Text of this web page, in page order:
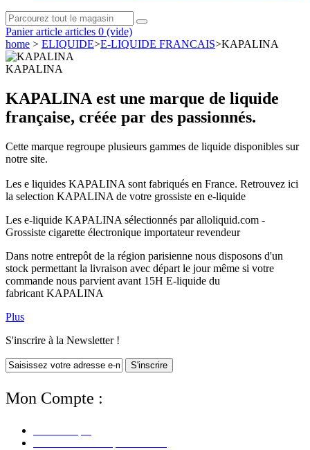
Panier article articles 0 (vide)
home > ELIQUIDE>E-LIQUIDE FRANCAIS>KAPALINA
KAPALINA
KAPALINA est une marque de liquide
française, créée par des passionnés.
Cette marque regroupe plusieurs gammes de liquide disponibles sur
notre site.
Les e liquides KAPALINA sont fabriqués en France. Retrouvez ici
la selection KAPALINA de votre grossiste en e-liquide
Les e-liquide KAPALINA sélectionnés par alloliquid.com -
Grossiste cigarette électronique importateur revendeur
Dans notre entrepôt de la région parisienne nous disposons d'un
stock permettant la livraison avec départ le jour même si votre
commande nous parvient avant 15H E-liquide du
fabricant KAPALINA
Plus
S'inscrire à la Newsletter !
S'inscrire
Mon Compte :